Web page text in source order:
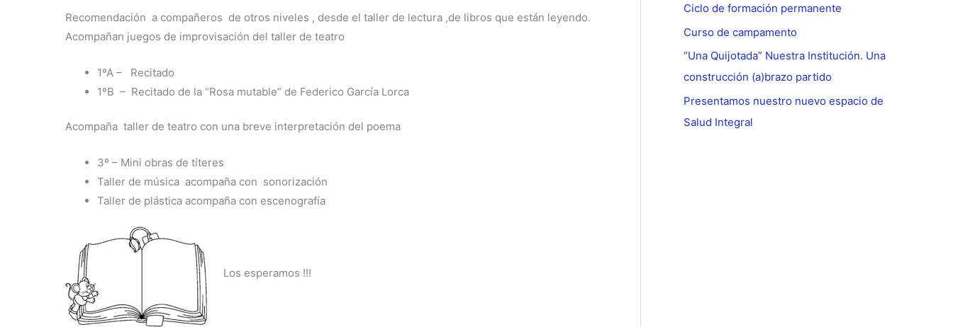
Recomendación a compañeros de otros niveles , desde el taller de lectura ,de libros que están leyendo.
Acompañan juegos de improvisación del taller de teatro
1ºA – Recitado
1ºB – Recitado de la “Rosa mutable” de Federico García Lorca
Acompaña taller de teatro con una breve interpretación del poema
3º – Mini obras de títeres
Taller de música acompaña con sonorización
Taller de plástica acompaña con escenografía
Los esperamos !!!
Ciclo de formación permanente
Curso de campamento
“Una Quijotada” Nuestra Institución. Una
construcción (a)brazo partido
Presentamos nuestro nuevo espacio de
Salud Integral